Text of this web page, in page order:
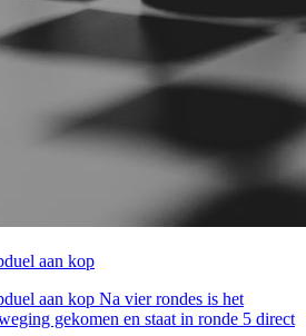
aan kop
aan kop Na vier rondes is het
gekomen en staat in ronde 5 direct